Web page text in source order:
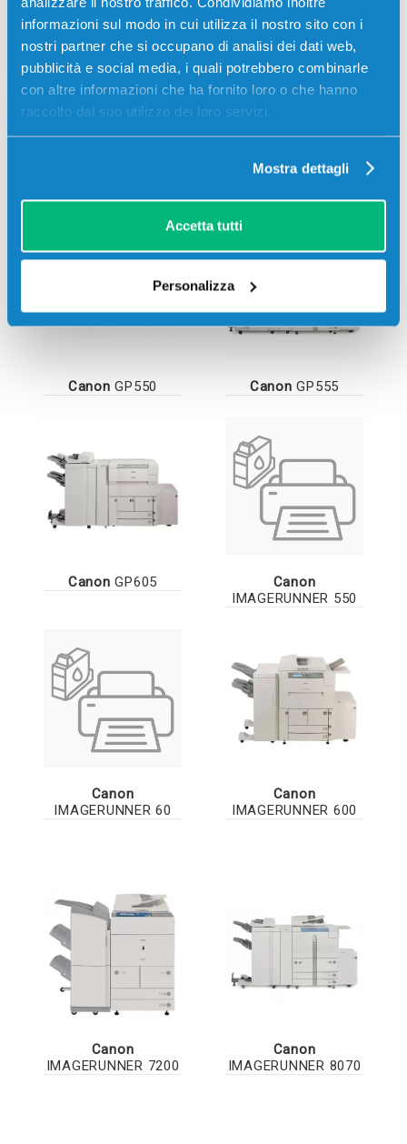
informazioni sul modo in cui utilizza il nostro sito con i
nostri partner che si occupano di analisi dei dati web,
pubblicità e social media, i quali potrebbero combinarle
con altre informazioni che ha fornito loro o che hanno
raccolto dal suo utilizzo dei loro servizi.
Mostra dettagli
Accetta tutti
Personalizza
Canon GP550 Canon GP555
Canon GP605
Canon
IMAGERUNNER 550
Canon
IMAGERUNNER 60
Canon
IMAGERUNNER 600
Canon
IMAGERUNNER 7200
Canon
IMAGERUNNER 8070